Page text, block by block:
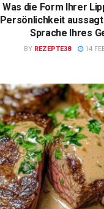
Was die Form Ihrer
Persönlichkeit
Sprache Ihres
BY REZEPTE38 14